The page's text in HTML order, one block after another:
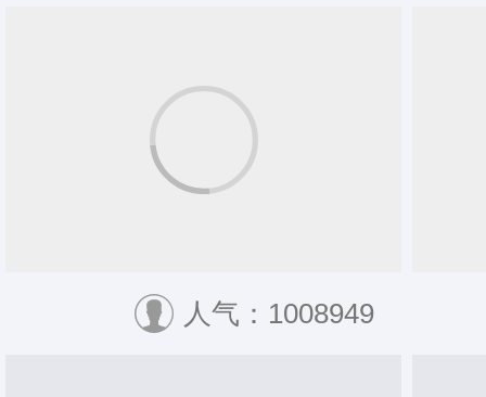
人气：1008949